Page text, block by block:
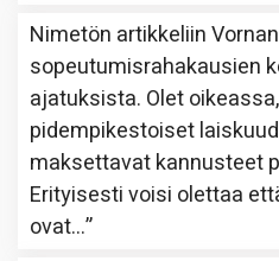
Nimetön artikkeliin
sopeutumisrahakausien
ajatuksista. Olet
pidempikestoiset
maksettavat kannusteet
Erityisesti voisi olettaa
ovat…”